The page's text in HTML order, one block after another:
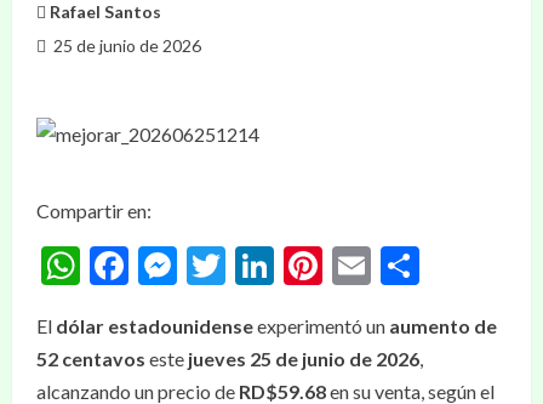
Rafael Santos
25 de junio de 2026
Compartir en:
WhatsApp
Facebook
Messenger
Twitter
LinkedIn
Pinterest
Email
El dólar estadounidenseexperimentó un aumento de
52 centavos este jueves 25 de junio de 2026,
alcanzando un precio de RD$59.68en su venta, según el